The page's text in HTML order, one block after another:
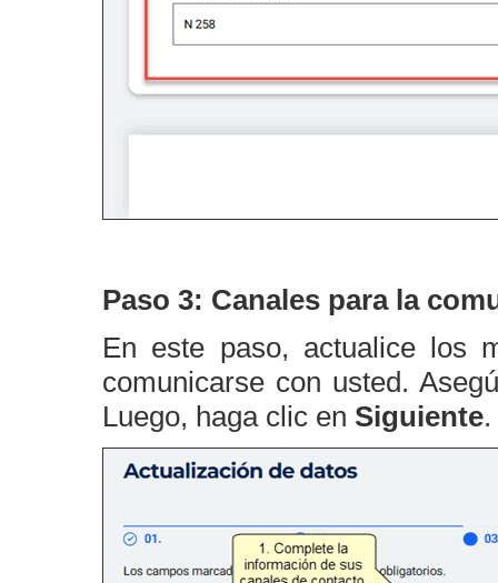
Paso 3: Canales para la
En este paso, actualice los
comunicarse con usted.
Luego, haga clic en Siguiente.